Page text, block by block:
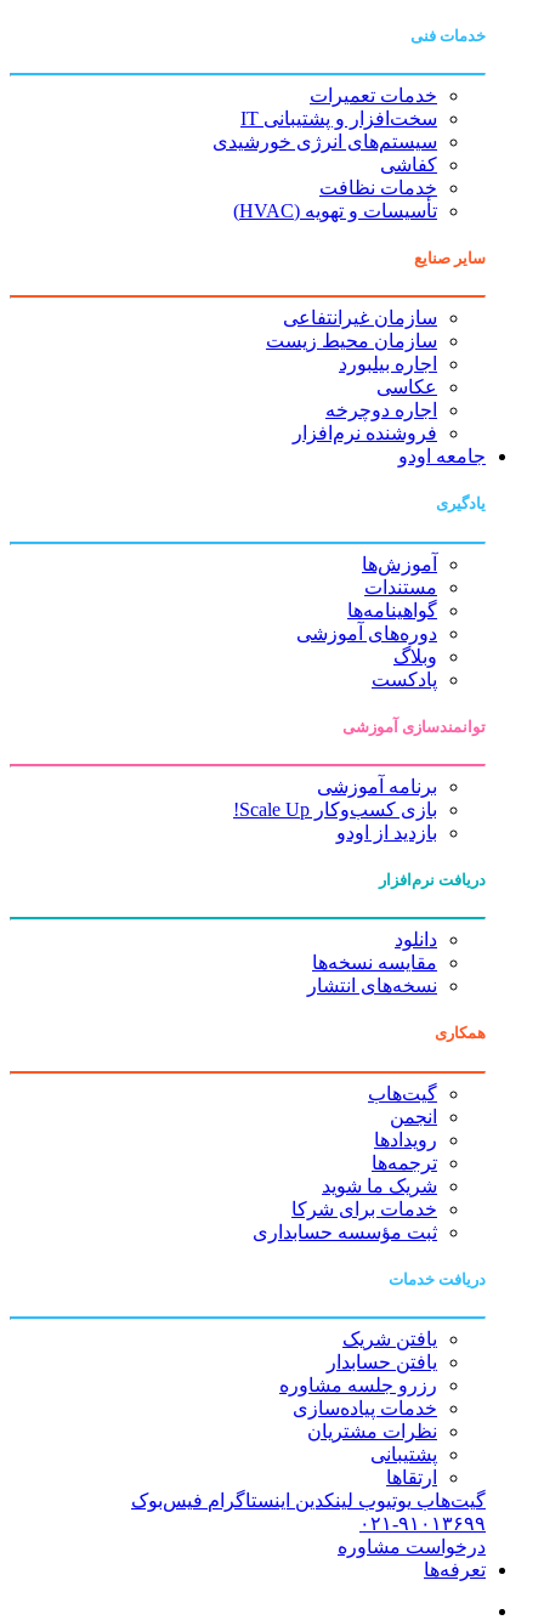
خدمات فنی
خدمات تعمیرات
سخت‌افزار و پشتیبانی IT
سیستم‌های انرژی خورشیدی
کفاشی
خدمات نظافت
تأسیسات و تهویه (HVAC)
سایر صنایع
سازمان غیرانتفاعی
سازمان محیط زیست
اجاره بیلبورد
عکاسی
اجاره دوچرخه
فروشنده نرم‌افزار
جامعه اودو
یادگیری
آموزش‌ها
مستندات
گواهینامه‌ها
دوره‌های آموزشی
وبلاگ
پادکست
توانمندسازی آموزشی
برنامه آموزشی
بازی کسب‌وکار Scale Up!
بازدید از اودو
دریافت نرم‌افزار
دانلود
مقایسه نسخه‌ها
نسخه‌های انتشار
همکاری
گیت‌هاب
انجمن
رویدادها
ترجمه‌ها
شریک ما شوید
خدمات برای شرکا
ثبت مؤسسه حسابداری
دریافت خدمات
یافتن شریک
یافتن حسابدار
رزرو جلسه مشاوره
خدمات پیاده‌سازی
نظرات مشتریان
پشتیبانی
ارتقاها
گیت‌هاب یوتیوب لینکدین اینستاگرام فیس‌بوک
۰۲۱-۹۱۰۱۳۶۹۹
درخواست مشاوره
تعرفه‌ها